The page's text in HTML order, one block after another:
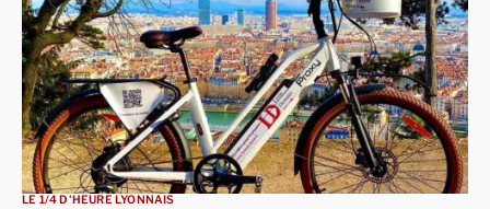
LE 1/4 D'HEURE LYONNAIS